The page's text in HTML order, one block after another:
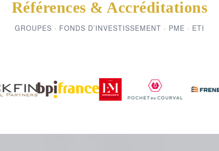
Références & Accréditations
GROUPES · FONDS D’INVESTISSEMENT · PME · ETI